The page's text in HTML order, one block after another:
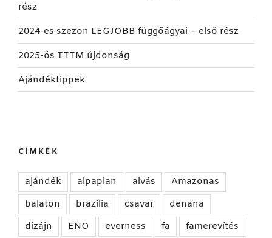
rész
2024-es szezon LEGJOBB függőágyai – első rész
2025-ös TTTM újdonság
Ajándéktippek
CÍMKÉK
ajándék alpaplan alvás
Amazonas
balaton
brazília csavar
denana
dizájn
ENO everness fa
famerevítés